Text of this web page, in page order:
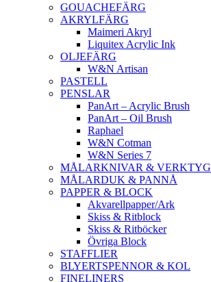
GOUACHEFÄRG
AKRYLFÄRG
Maimeri Akryl
Liquitex Acrylic Ink
OLJEFÄRG
W&N Artisan
PASTELL
PENSLAR
PanArt – Acrylic Brush
PanArt – Oil Brush
Raphael
W&N Cotman
W&N Series 7
MÅLARKNIVAR & VERKTYG
MÅLARDUK & PANNÅ
PAPPER & BLOCK
Akvarellpapper/Ark
Skiss & Ritblock
Skiss & Ritböcker
Övriga Block
STAFFLIER
BLYERTSPENNOR & KOL
FINELINERS